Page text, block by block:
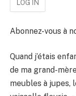
Abonnez-vous à
Quand j’étais
de ma grand-
meubles à jupes,